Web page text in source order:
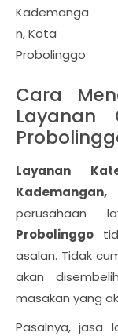
Kademanga
n, Kota
Probolinggo
Cara
Layanan
Layanan
perusahaan
Probolinggo
asalan. Tidak
akan
masakan yang
Pasalnya, jasa